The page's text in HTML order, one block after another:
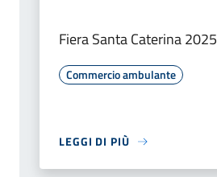
Fiera Santa Caterina 2025
Commercio ambulante
LEGGI DI PIÙ